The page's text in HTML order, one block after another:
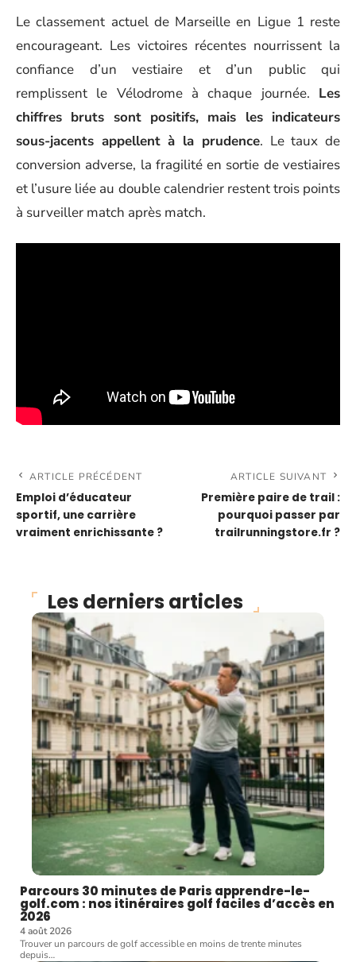
Le classement actuel de Marseille en Ligue 1 reste
encourageant. Les victoires récentes nourrissent la
confiance d’un vestiaire et d’un public qui
remplissent le Vélodrome à chaque journée. Les
chiffres bruts sont positifs, mais les indicateurs
sous-jacents appellent à la prudence. Le taux de
conversion adverse, la fragilité en sortie de vestiaires
et l’usure liée au double calendrier restent trois points
à surveiller match après match.
ARTICLE PRÉCÉDENT
Emploi d’éducateur
sportif, une carrière
vraiment enrichissante ?
ARTICLE SUIVANT
Première paire de trail :
pourquoi passer par
trailrunningstore.fr ?
Les derniers articles
Parcours 30 minutes de Paris apprendre-le-
golf.com : nos itinéraires golf faciles d’accès en
2026
4 août 2026
Trouver un parcours de golf accessible en moins de trente minutes
depuis…